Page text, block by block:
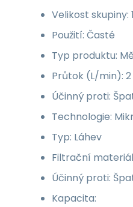
Velikost skupiny: 1
Použití: Časté
Typ produktu:
Průtok (L/min): 2
Účinný proti:
Technologie:
Typ: Láhev
Filtrační
Účinný proti:
Kapacita: